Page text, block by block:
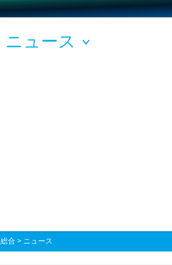
ニュース
総合 > ニュース